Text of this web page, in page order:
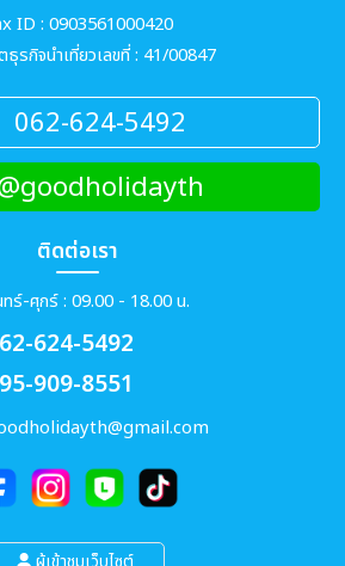
ระหว่าง
ID : 0903561000420
รกิจนำเที่ยวเลขที่ : 41/00847
062-624-5492
ติดต่อเรา
ร์-ศุกร์ : 09.00 - 18.00 น.
624-5492
909-8551